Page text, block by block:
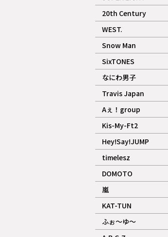
記事
20th Century
記事
WEST.
記事
Snow Man
記事
ギャラリー
SixTONES
記事
ギャラリー
なにわ男子
記事
Travis Japan
記事
Aぇ！group
記事
Kis-My-Ft2
記事
ギャラリー
Hey!Say!JUMP
記事
timelesz
記事
DOMOTO
記事
嵐
記事
KAT-TUN
記事
ふぉ～ゆ～
記事